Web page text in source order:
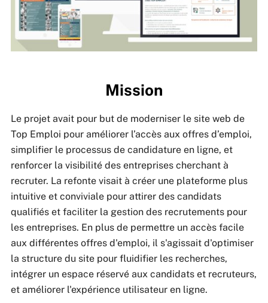
Mission
Le projet avait pour but de moderniser le site web de
Top Emploi pour améliorer l’accès aux offres d’emploi,
simplifier le processus de candidature en ligne, et
renforcer la visibilité des entreprises cherchant à
recruter. La refonte visait à créer une plateforme plus
intuitive et conviviale pour attirer des candidats
qualifiés et faciliter la gestion des recrutements pour
les entreprises. En plus de permettre un accès facile
aux différentes offres d'emploi, il s'agissait d'optimiser
la structure du site pour fluidifier les recherches,
intégrer un espace réservé aux candidats et recruteurs,
et améliorer l'expérience utilisateur en ligne.